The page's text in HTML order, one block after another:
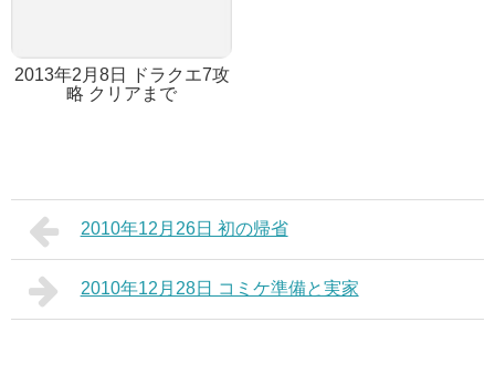
2013年2月8日 ドラクエ7攻
略 クリアまで
2010年12月26日 初の帰省
2010年12月28日 コミケ準備と実家